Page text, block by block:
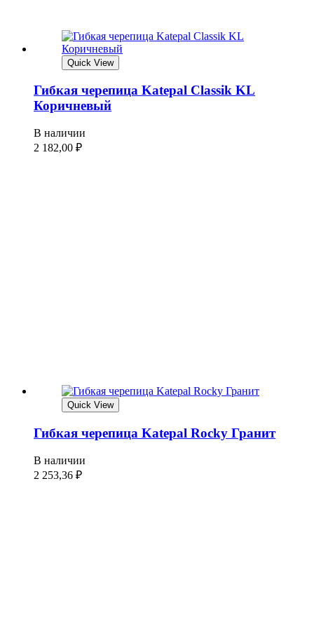
Quick View
Гибкая черепица Katepal Classik KL
Коричневый
В наличии
2 182,00 ₽
Quick View
Гибкая черепица Katepal Rocky Гранит
В наличии
2 253,36 ₽